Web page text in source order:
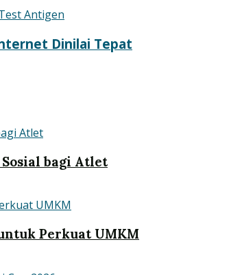
Dinilai Tepat
bagi Atlet
Perkuat UMKM